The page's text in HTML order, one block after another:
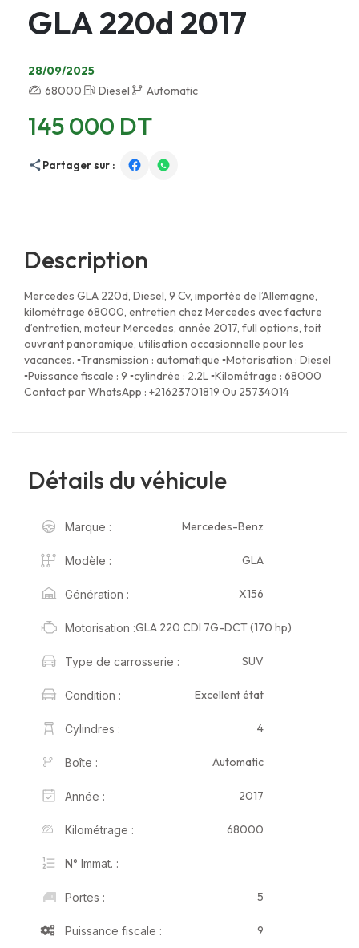
GLA 220d 2017
28/09/2025
68000
Diesel Automatic
145 000 DT
Partager sur :
Description
Mercedes GLA 220d, Diesel, 9 Cv, importée de l’Allemagne,
kilométrage 68000, entretien chez Mercedes avec facture
d’entretien, moteur Mercedes, année 2017, full options, toit
ouvrant panoramique, utilisation occasionnelle pour les
vacances. ▪︎Transmission : automatique ▪︎Motorisation : Diesel
▪︎Puissance fiscale : 9 ▪︎cylindrée : 2.2L ▪︎Kilométrage : 68000
Contact par WhatsApp : +21623701819 Ou 25734014
Détails du véhicule
Marque : Mercedes-Benz
Modèle : GLA
Génération : X156
Motorisation :GLA 220 CDI 7G-DCT (170 hp)
Type de carrosserie : SUV
Condition : Excellent état
Cylindres : 4
Boîte : Automatic
Année : 2017
Kilométrage : 68000
N° Immat. :
Portes : 5
Puissance fiscale : 9